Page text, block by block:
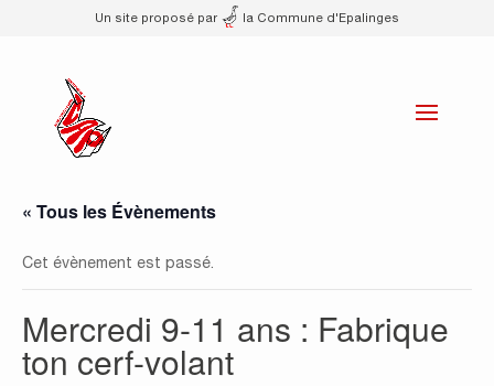
Un site proposé par la Commune d'Epalinges
« Tous les Évènements
Cet évènement est passé.
Mercredi 9-11 ans : Fabrique
ton cerf-volant